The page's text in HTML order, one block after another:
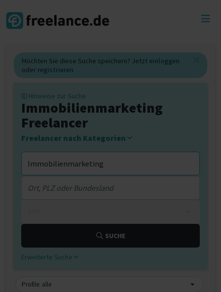
Möchten Sie diese Suche speichern? Jetzt einloggen
oder registrieren
Hinweise zur Suche
Immobilienmarketing
Freelancer
Freelancer nach Kategorien
SUCHE
Erweiterte Suche
Profile: alle